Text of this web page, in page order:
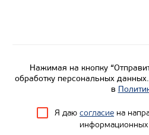
Вместимость кузова, м3
Направление разгрузки
Нажимая на кнопку
обработку персональных
в
Я даю согласие на
информационных